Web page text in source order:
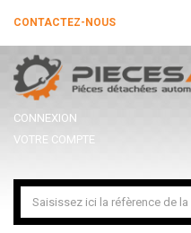
CONTACTEZ-NOUS
CONNEXION
VOTRE COMPTE